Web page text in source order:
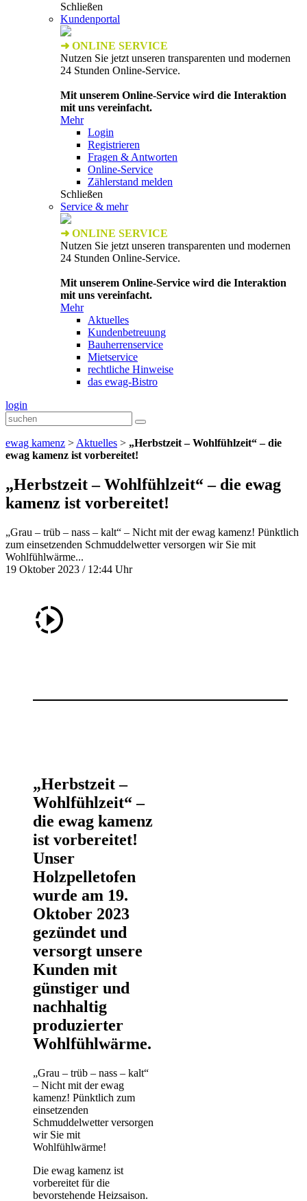
Schließen
Kundenportal
➜ ONLINE SERVICE
Nutzen Sie jetzt unseren transparenten und modernen
24 Stunden Online-Service.
Mit unserem Online-Service wird die Interaktion
mit uns vereinfacht.
Mehr
Login
Registrieren
Fragen & Antworten
Online-Service
Zählerstand melden
Schließen
Service & mehr
➜ ONLINE SERVICE
Nutzen Sie jetzt unseren transparenten und modernen
24 Stunden Online-Service.
Mit unserem Online-Service wird die Interaktion
mit uns vereinfacht.
Mehr
Aktuelles
Kundenbetreuung
Bauherrenservice
Mietservice
rechtliche Hinweise
das ewag-Bistro
login
ewag kamenz > Aktuelles > „Herbstzeit – Wohlfühlzeit“ – die
ewag kamenz ist vorbereitet!
„Herbstzeit – Wohlfühlzeit“ – die ewag
kamenz ist vorbereitet!
„Grau – trüb – nass – kalt“ – Nicht mit der ewag kamenz! Pünktlich
zum einsetzenden Schmuddelwetter versorgen wir Sie mit
Wohlfühlwärme...
19 Oktober 2023 / 12:44 Uhr
„Herbstzeit –
Wohlfühlzeit“ –
die ewag kamenz
ist vorbereitet!
Unser
Holzpelletofen
wurde am 19.
Oktober 2023
gezündet und
versorgt unsere
Kunden mit
günstiger und
nachhaltig
produzierter
Wohlfühlwärme.
„Grau – trüb – nass – kalt“
– Nicht mit der ewag
kamenz! Pünktlich zum
einsetzenden
Schmuddelwetter versorgen
wir Sie mit
Wohlfühlwärme!
Die ewag kamenz ist
vorbereitet für die
bevorstehende Heizsaison.